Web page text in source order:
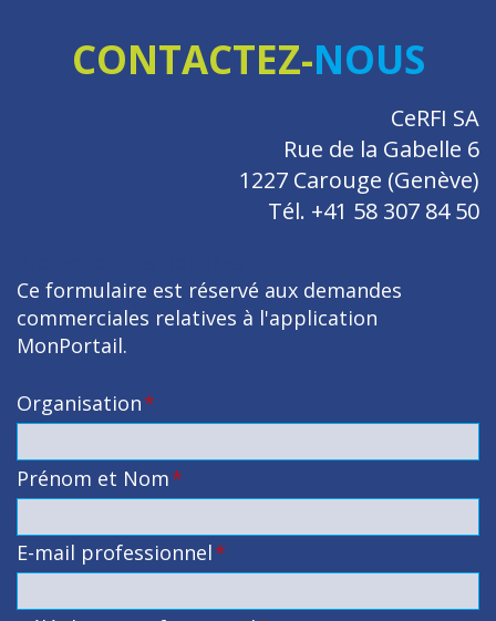
CONTACTEZ-NOUS
CeRFI SA
Rue de la Gabelle 6
1227 Carouge (Genève)
Tél. +41 58 307 84 50
Ce formulaire est réservé aux demandes
commerciales relatives à l'application
MonPortail.
Organisation*
Prénom et Nom*
E-mail professionnel*